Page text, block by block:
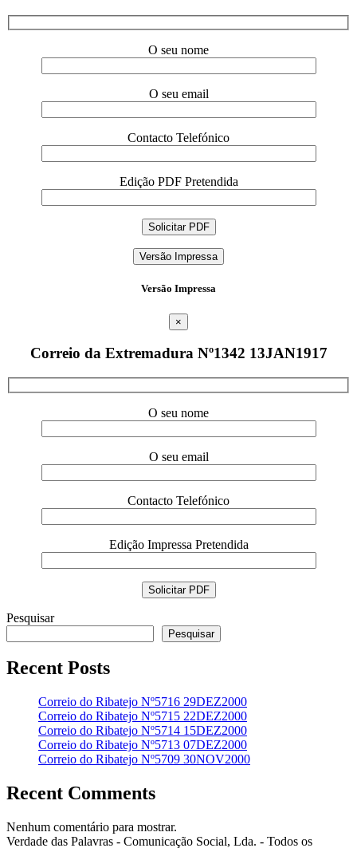
O seu nome
O seu email
Contacto Telefónico
Edição PDF Pretendida
Versão Impressa
Versão Impressa
×
Correio da Extremadura Nº1342 13JAN1917
O seu nome
O seu email
Contacto Telefónico
Edição Impressa Pretendida
Pesquisar
Pesquisar
Recent Posts
Correio do Ribatejo Nº5716 29DEZ2000
Correio do Ribatejo Nº5715 22DEZ2000
Correio do Ribatejo Nº5714 15DEZ2000
Correio do Ribatejo Nº5713 07DEZ2000
Correio do Ribatejo Nº5709 30NOV2000
Recent Comments
Nenhum comentário para mostrar.
Verdade das Palavras - Comunicação Social, Lda. - Todos os